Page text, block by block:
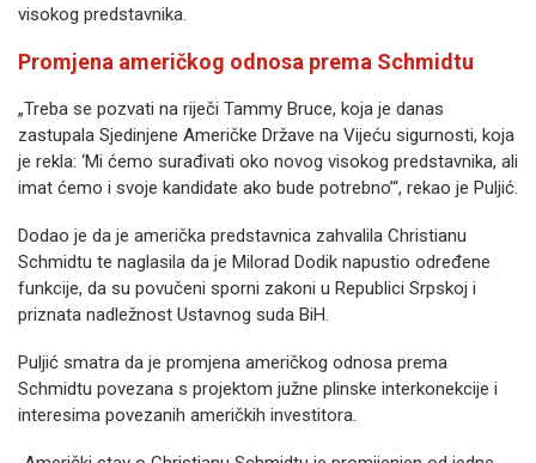
visokog predstavnika.
Promjena američkog odnosa prema Schmidtu
„Treba se pozvati na riječi Tammy Bruce, koja je danas
zastupala Sjedinjene Američke Države na Vijeću sigurnosti, koja
je rekla: ‘Mi ćemo surađivati oko novog visokog predstavnika, ali
imat ćemo i svoje kandidate ako bude potrebno’“, rekao je Puljić.
Dodao je da je američka predstavnica zahvalila Christianu
Schmidtu te naglasila da je Milorad Dodik napustio određene
funkcije, da su povučeni sporni zakoni u Republici Srpskoj i
priznata nadležnost Ustavnog suda BiH.
Puljić smatra da je promjena američkog odnosa prema
Schmidtu povezana s projektom južne plinske interkonekcije i
interesima povezanih američkih investitora.